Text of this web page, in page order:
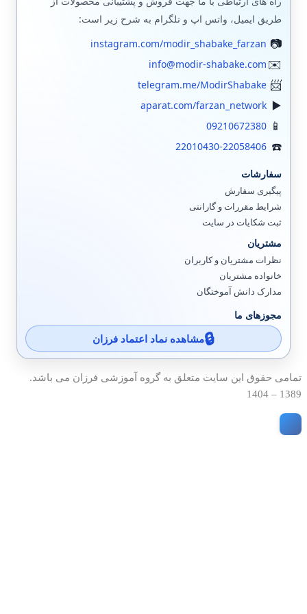
طریق ایمیل، واتس اپ و تلگرام به شرح زیر است:
instagram.com/modir_shabake_farzan
info@modir-shabake.com
telegram.me/ModirShabake
aparat.com/farzan_network
09210672380
22010430-22058406
سفارشات
پیگیری سفارش
شرایط مقررات و گارانتی
ثبت شکایات در سایت
مشتریان
نظرات مشتریان و کاربران
خانواده مشتریان
مدارک دانش آموختگان
مجوزهای ما
مشاهده نماد اعتماد فرزان
تمامی حقوق این سایت متعلق به گروه آموزشی فرزان می باشد.
1389 – 1404